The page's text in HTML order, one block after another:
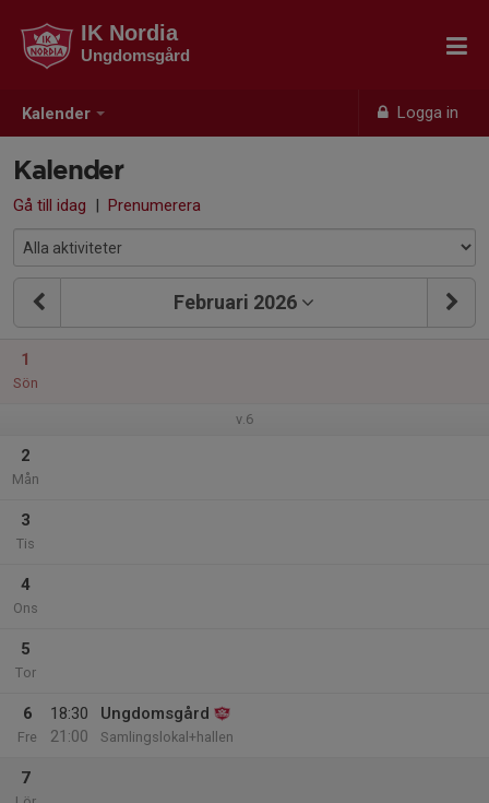
Kalender Logga in
IK Nordia
Ungdomsgård
Kalender
Gå till idag | Prenumerera
Februari 2026
1
Sön
v.6
2
Mån
3
Tis
4
Ons
5
Tor
6
Fre
18:30
21:00
Ungdomsgård
Samlingslokal+hallen
7